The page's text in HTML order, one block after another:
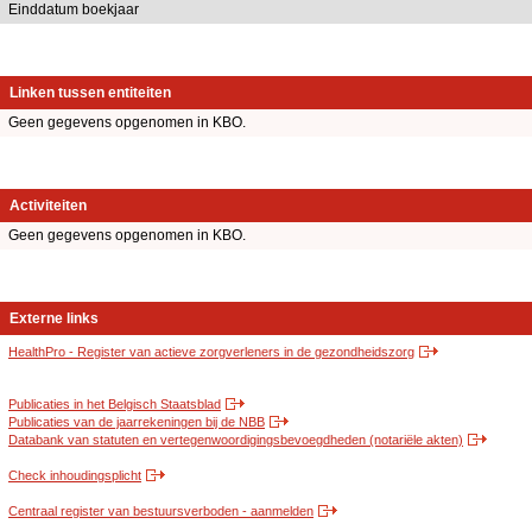
Einddatum boekjaar
Linken tussen entiteiten
Geen gegevens opgenomen in KBO.
Activiteiten
Geen gegevens opgenomen in KBO.
Externe links
HealthPro - Register van actieve zorgverleners in de gezondheidszorg
Publicaties in het Belgisch Staatsblad
Publicaties van de jaarrekeningen bij de NBB
Databank van statuten en vertegenwoordigingsbevoegdheden (notariële akten)
Check inhoudingsplicht
Centraal register van bestuursverboden - aanmelden